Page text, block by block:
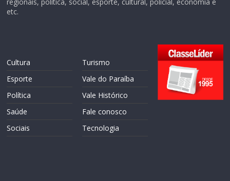
etc.
Cultura
Esporte
Política
Saúde
Sociais
Turismo
Vale do Paraíba
Vale Histórico
Fale conosco
Tecnologia